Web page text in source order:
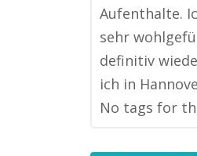
Aufenthalte.
sehr
definitiv
ich in
No tags for